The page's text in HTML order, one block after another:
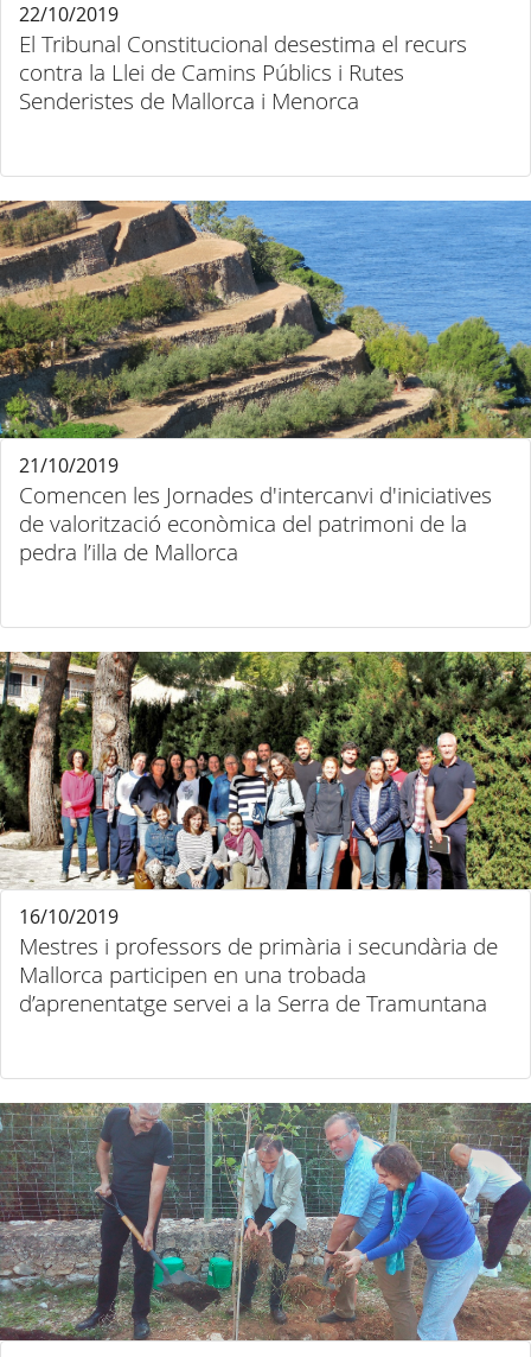
El Tribunal Constitucional desestima el recurs
contra la Llei de Camins Públics i Rutes
Senderistes de Mallorca i Menorca
22/10/2019
Comencen les Jornades d'intercanvi d'iniciatives
de valorització econòmica del patrimoni de la
pedra l’illa de Mallorca
21/10/2019
Mestres i professors de primària i secundària de
Mallorca participen en una trobada
d’aprenentatge servei a la Serra de Tramuntana
16/10/2019